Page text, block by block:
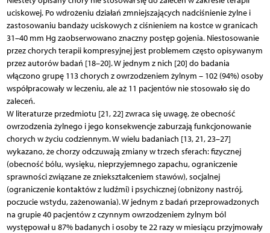
uciskowej. Po wdrożeniu działań zmniejszających nadciśnienie żylne i
zastosowaniu bandaży uciskowych z ciśnieniem na kostce w granicach
31–40 mm Hg zaobserwowano znaczny postęp gojenia. Niestosowanie
przez chorych terapii kompresyjnej jest problemem często opisywanym
przez autorów badań [18–20]. W jednym z nich [20] do badania
włączono grupę 113 chorych z owrzodzeniem żylnym – 102 (94%) osoby
współpracowały w leczeniu, ale aż 11 pacjentów nie stosowało się do
zaleceń.
W literaturze przedmiotu [21, 22] zwraca się uwagę, że obecność
owrzodzenia żylnego i jego konsekwencje zaburzają funkcjonowanie
chorych w życiu codziennym. W wielu badaniach [13, 21, 23–27]
wykazano, że chorzy odczuwają zmiany w trzech sferach: fizycznej
(obecność bólu, wysięku, nieprzyjemnego zapachu, ograniczenie
sprawności związane ze zniekształceniem stawów), socjalnej
(ograniczenie kontaktów z ludźmi) i psychicznej (obniżony nastrój,
poczucie wstydu, zażenowania). W jednym z badań przeprowadzonych
na grupie 40 pacjentów z czynnym owrzodzeniem żylnym ból
występował u 87% badanych i osoby te 22 razy w miesiącu przyjmowały